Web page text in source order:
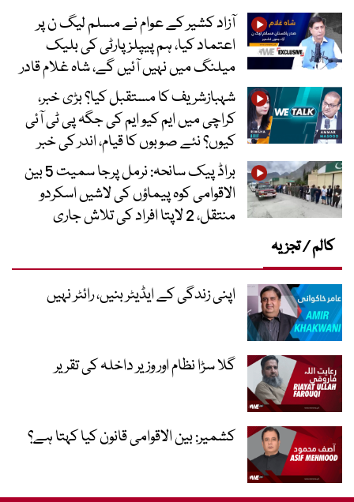
آزاد کشیر کے عوام نے مسلم لیگ ن پر
اعتماد کیا، ہم پیپلز پارٹی کی بلیک
میلنگ میں نہیں آئیں گے، شاہ غلام قادر
شہبازشریف کا مستقبل کیا؟ بڑی خبر،
کراچی میں ایم کیو ایم کی جگہ پی ٹی آئی
کیوں؟ نئے صوبوں کا قیام، اندر کی خبر
براڈ پیک سانحہ: نرمل پرجا سمیت 5 بین
الاقوامی کوہ پیماؤں کی لاشیں اسکردو
منتقل، 2 لاپتا افراد کی تلاش جاری
کالم / تجزیہ
اپنی زندگی کے ایڈیٹر بنیں، رائٹر نہیں
گلا سڑا نظام اور وزیر داخلہ کی تقریر
کشمیر: بین الاقوامی قانون کیا کہتا ہے؟